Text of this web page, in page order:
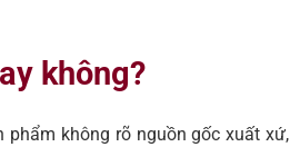
không?
không rõ nguồn gốc xuất xứ,